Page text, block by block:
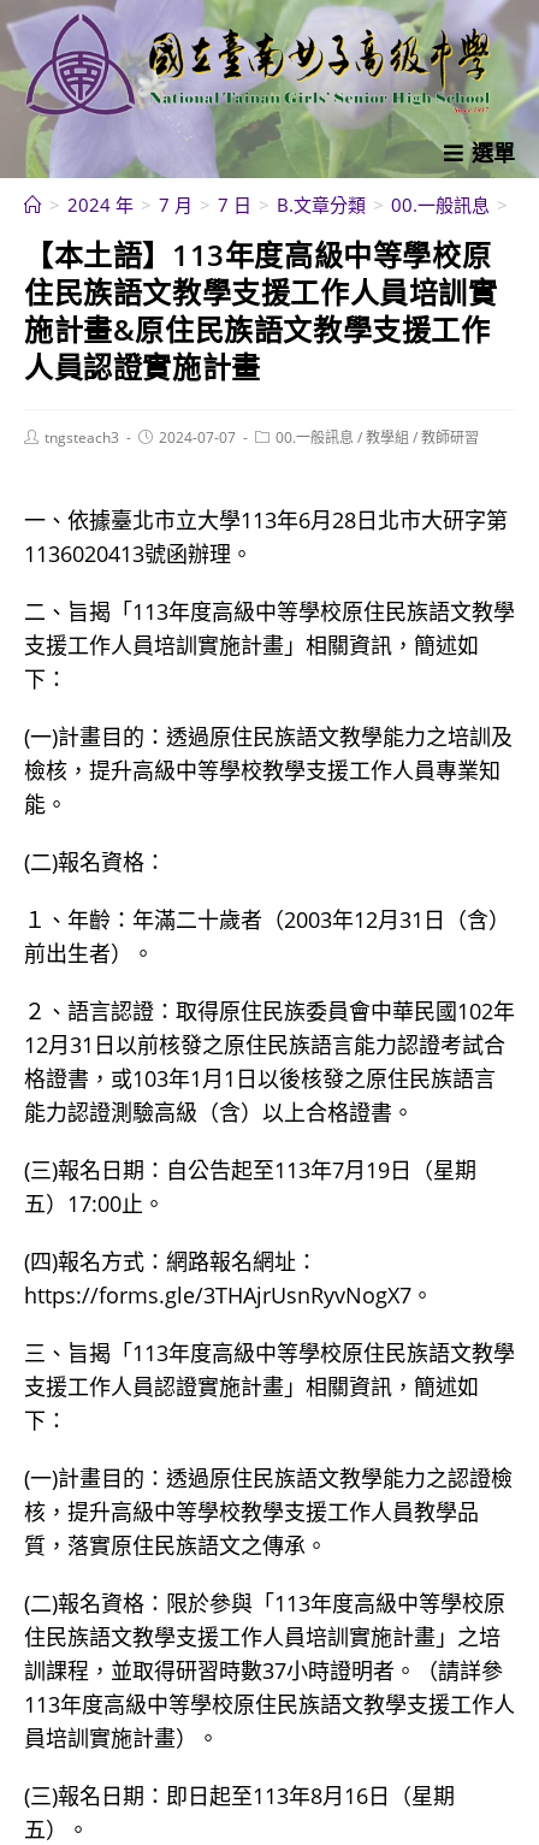
跳
轉
至
內
選單
> 2024 年 > 7 月 > 7 日 > B.文章分類 > 00.一般訊息 >
【本土語】113年度高級中等學校原
住民族語文教學支援工作人員培訓實
施計畫&原住民族語文教學支援工作
人員認證實施計畫
Posttngsteach3
Post2024-07-07
Post00.一般訊息 /教學組 /教師研習
一、依據臺北市立大學113年6月28日北市大研字第
1136020413號函辦理。
二、旨揭「113年度高級中等學校原住民族語文教學
支援工作人員培訓實施計畫」相關資訊，簡述如
下：
(一)計畫目的：透過原住民族語文教學能力之培訓及
檢核，提升高級中等學校教學支援工作人員專業知
能。
(二)報名資格：
１、年齡：年滿二十歲者（2003年12月31日（含）
前出生者）。
２、語言認證：取得原住民族委員會中華民國102年
12月31日以前核發之原住民族語言能力認證考試合
格證書，或103年1月1日以後核發之原住民族語言
能力認證測驗高級（含）以上合格證書。
(三)報名日期：自公告起至113年7月19日（星期
五）17:00止。
(四)報名方式：網路報名網址：
https://forms.gle/3THAjrUsnRyvNogX7。
三、旨揭「113年度高級中等學校原住民族語文教學
支援工作人員認證實施計畫」相關資訊，簡述如
下：
(一)計畫目的：透過原住民族語文教學能力之認證檢
核，提升高級中等學校教學支援工作人員教學品
質，落實原住民族語文之傳承。
(二)報名資格：限於參與「113年度高級中等學校原
住民族語文教學支援工作人員培訓實施計畫」之培
訓課程，並取得研習時數37小時證明者。（請詳參
113年度高級中等學校原住民族語文教學支援工作人
員培訓實施計畫）。
(三)報名日期：即日起至113年8月16日（星期
五）。